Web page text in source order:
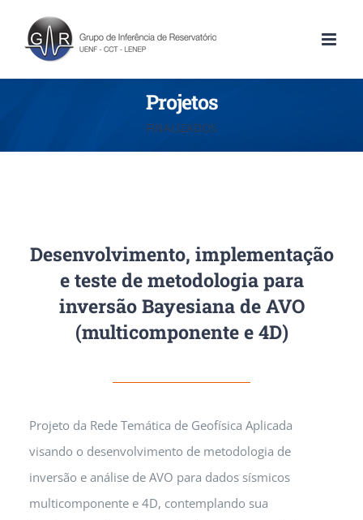
Projetos
FINALIZADOS
Desenvolvimento, implementação
e teste de metodologia para
inversão Bayesiana de AVO
(multicomponente e 4D)
Projeto da Rede Temática de Geofísica Aplicada
visando o desenvolvimento de metodologia de
inversão e análise de AVO para dados sísmicos
multicomponente e 4D, contemplando sua